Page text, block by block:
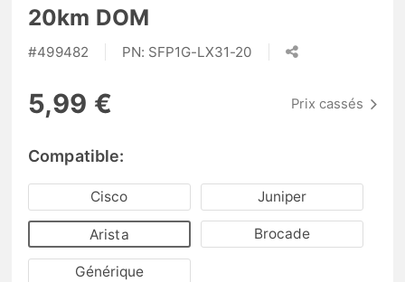
20km DOM
#499482 PN: SFP1G-LX31-20
5,99 € Prix cassés
Compatible:
Cisco Juniper
Arista Brocade
Générique